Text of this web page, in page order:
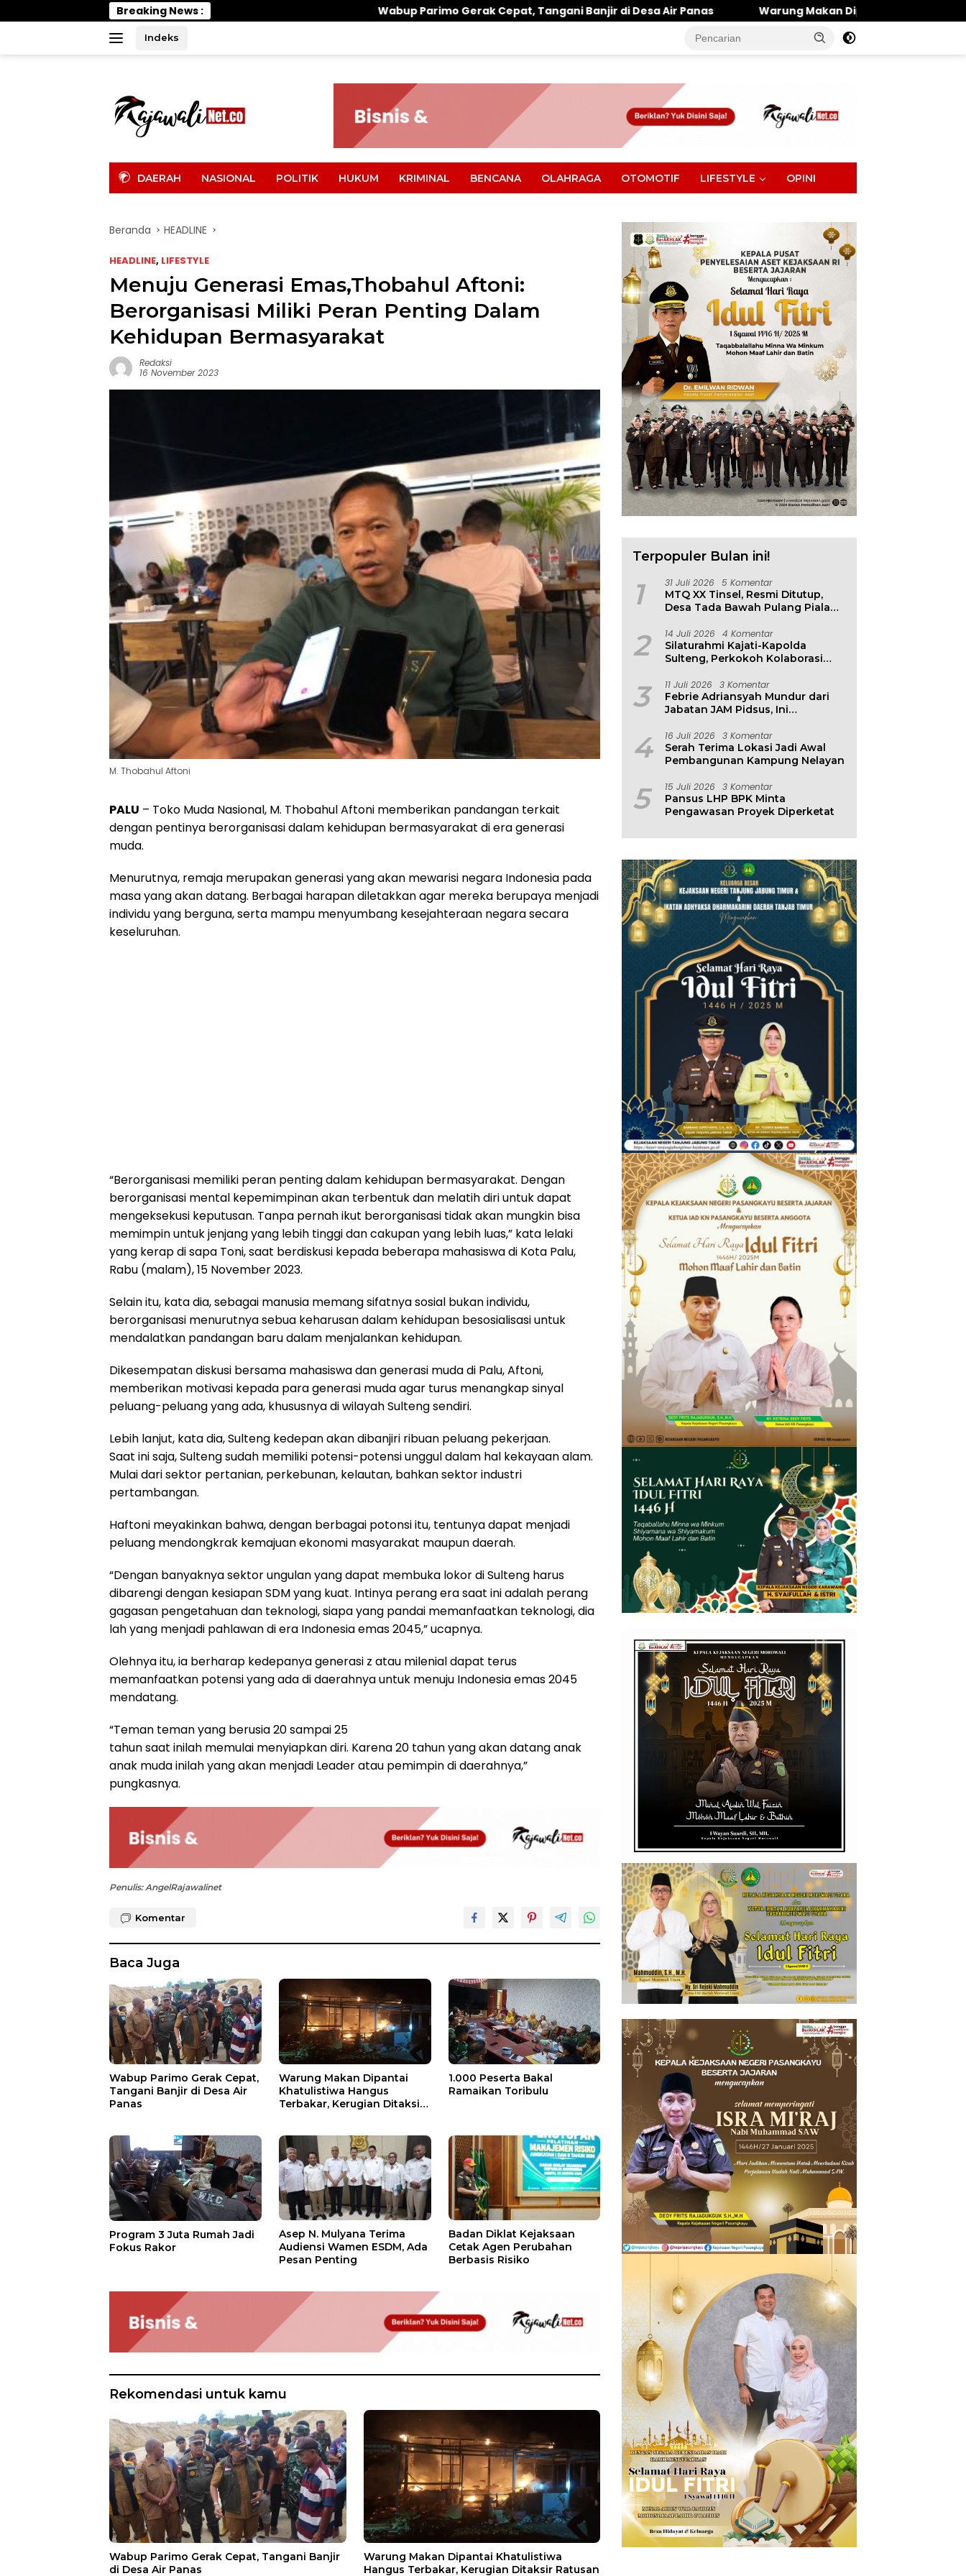
ke
Breaking News : Wabup Parimo Gerak Cepat, Tangani Banjir di Desa Air Panas Warung Makan Dipantai Khatulistiwa Hangus Terbakar,
Indeks
DAERAH NASIONAL POLITIK HUKUM KRIMINAL BENCANA OLAHRAGA OTOMOTIF LIFESTYLE OPINI
Beranda HEADLINE
HEADLINE, LIFESTYLE
Menuju Generasi Emas,Thobahul Aftoni:
Berorganisasi Miliki Peran Penting Dalam
Kehidupan Bermasyarakat
Redaksi
16 November 2023
M. Thobahul Aftoni
PALU – Toko Muda Nasional, M. Thobahul Aftoni memberikan pandangan terkait
dengan pentinya berorganisasi dalam kehidupan bermasyarakat di era generasi
muda.
Menurutnya, remaja merupakan generasi yang akan mewarisi negara Indonesia pada
masa yang akan datang. Berbagai harapan diletakkan agar mereka berupaya menjadi
individu yang berguna, serta mampu menyumbang kesejahteraan negara secara
keseluruhan.
“Berorganisasi memiliki peran penting dalam kehidupan bermasyarakat. Dengan
berorganisasi mental kepemimpinan akan terbentuk dan melatih diri untuk dapat
mengeksekusi keputusan. Tanpa pernah ikut berorganisasi tidak akan mungkin bisa
memimpin untuk jenjang yang lebih tinggi dan cakupan yang lebih luas,” kata lelaki
yang kerap di sapa Toni, saat berdiskusi kepada beberapa mahasiswa di Kota Palu,
Rabu (malam), 15 November 2023.
Selain itu, kata dia, sebagai manusia memang sifatnya sosial bukan individu,
berorganisasi menurutnya sebua keharusan dalam kehidupan besosialisasi untuk
mendalatkan pandangan baru dalam menjalankan kehidupan.
Dikesempatan diskusi bersama mahasiswa dan generasi muda di Palu, Aftoni,
memberikan motivasi kepada para generasi muda agar turus menangkap sinyal
peluang-peluang yang ada, khususnya di wilayah Sulteng sendiri.
Lebih lanjut, kata dia, Sulteng kedepan akan dibanjiri ribuan peluang pekerjaan.
Saat ini saja, Sulteng sudah memiliki potensi-potensi unggul dalam hal kekayaan alam.
Mulai dari sektor pertanian, perkebunan, kelautan, bahkan sektor industri
pertambangan.
Haftoni meyakinkan bahwa, dengan berbagai potonsi itu, tentunya dapat menjadi
peluang mendongkrak kemajuan ekonomi masyarakat maupun daerah.
“Dengan banyaknya sektor ungulan yang dapat membuka lokor di Sulteng harus
dibarengi dengan kesiapan SDM yang kuat. Intinya perang era saat ini adalah perang
gagasan pengetahuan dan teknologi, siapa yang pandai memanfaatkan teknologi, dia
lah yang menjadi pahlawan di era Indonesia emas 2045,” ucapnya.
Olehnya itu, ia berharap kedepanya generasi z atau milenial dapat terus
memanfaatkan potensi yang ada di daerahnya untuk menuju Indonesia emas 2045
mendatang.
“Teman teman yang berusia 20 sampai 25
tahun saat inilah memulai menyiapkan diri. Karena 20 tahun yang akan datang anak
anak muda inilah yang akan menjadi Leader atau pemimpin di daerahnya,”
pungkasnya.
Penulis: AngelRajawalinet
Komentar
Baca Juga
Wabup Parimo Gerak Cepat,
Tangani Banjir di Desa Air
Panas
Warung Makan Dipantai
Khatulistiwa Hangus
Terbakar, Kerugian Ditaksir
1.000 Peserta Bakal
Ramaikan Toribulu
Program 3 Juta Rumah Jadi
Fokus Rakor
Asep N. Mulyana Terima
Audiensi Wamen ESDM, Ada
Pesan Penting
Badan Diklat Kejaksaan
Cetak Agen Perubahan
Berbasis Risiko
Rekomendasi untuk kamu
Wabup Parimo Gerak Cepat, Tangani Banjir
di Desa Air Panas
Warung Makan Dipantai Khatulistiwa
Hangus Terbakar, Kerugian Ditaksir Ratusan
Terpopuler Bulan ini!
1 31 Juli 2026 5 Komentar
MTQ XX Tinsel, Resmi Ditutup,
Desa Tada Bawah Pulang Piala
2 14 Juli 2026 4 Komentar
Silaturahmi Kajati-Kapolda
Sulteng, Perkokoh Kolaborasi
3 11 Juli 2026 3 Komentar
Febrie Adriansyah Mundur dari
Jabatan JAM Pidsus, Ini
4 16 Juli 2026 3 Komentar
Serah Terima Lokasi Jadi Awal
Pembangunan Kampung Nelayan
5 15 Juli 2026 3 Komentar
Pansus LHP BPK Minta
Pengawasan Proyek Diperketat